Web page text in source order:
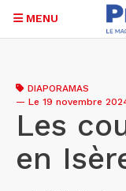
contenu
principal
MENU
DIAPORAMAS
— Le 19 novembre
Les
en